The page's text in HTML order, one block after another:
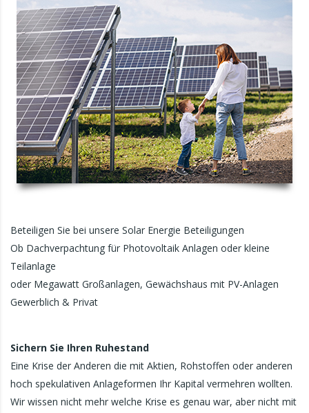
Beteiligen Sie bei unsere Solar Energie Beteiligungen
Ob Dachverpachtung für Photovoltaik Anlagen oder kleine
Teilanlage
oder Megawatt Großanlagen, Gewächshaus mit PV-Anlagen
Gewerblich & Privat
Sichern Sie Ihren Ruhestand
Eine Krise der Anderen die mit Aktien, Rohstoffen oder anderen
hoch spekulativen Anlageformen Ihr Kapital vermehren wollten.
Wir wissen nicht mehr welche Krise es genau war, aber nicht mit